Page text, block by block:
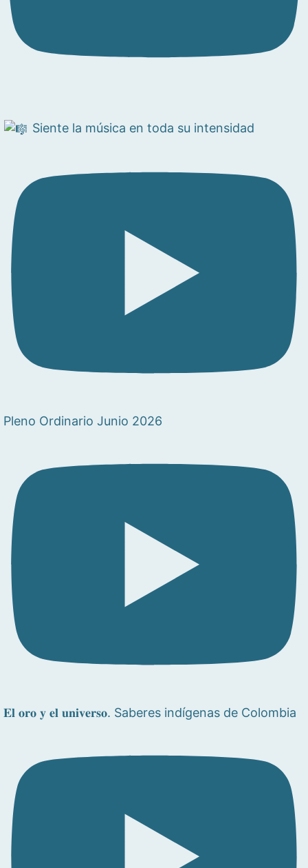
Siente la música en toda su intensidad
Pleno Ordinario Junio 2026
𝐄𝐥 𝐨𝐫𝐨 𝐲 𝐞𝐥 𝐮𝐧𝐢𝐯𝐞𝐫𝐬𝐨. Saberes indígenas de Colombia